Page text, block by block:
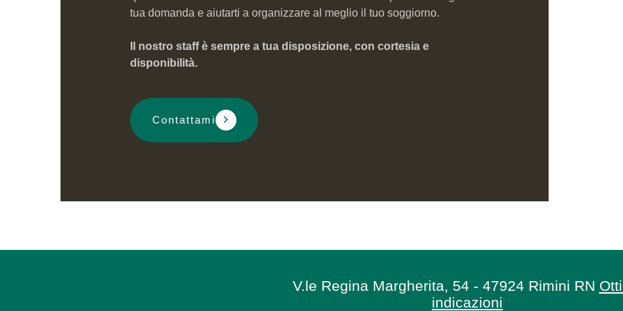
tua domanda e aiutarti a organizzare al meglio il tuo soggiorno.
Il nostro staff è sempre a tua disposizione, con cortesia e
disponibilità.
Contattami
V.le Regina Margherita, 54 - 47924 Rimini RN
indicazioni